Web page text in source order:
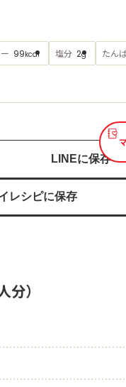
PARK とは
99kcal 塩分 2g たん
LINEに保存
レシピに保存
済み
分）